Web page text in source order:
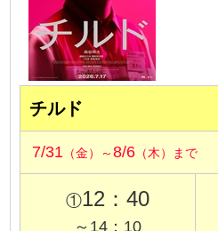
チルド
7/31 （金）～8/6 （木）まで
①12：40
～14：10